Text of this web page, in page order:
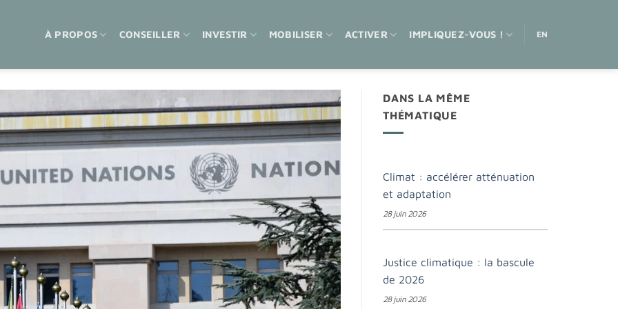
À PROPOS CONSEILLER INVESTIR MOBILISER ACTIVER IMPLIQUEZ-VOUS ! EN
DANS LA MÊME
THÉMATIQUE
Climat : accélérer atténuation
et adaptation
28 juin 2026
Justice climatique : la bascule
de 2026
28 juin 2026